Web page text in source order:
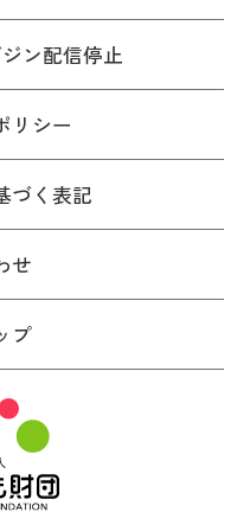
ン配信停止
リシー
づく表記
せ
プ